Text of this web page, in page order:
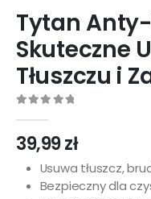
Tytan Anty-
Skuteczne
Tłuszczu i
39,99zł
Usuwa tłuszcz,
Bezpieczny dla